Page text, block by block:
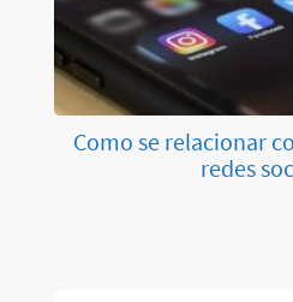
Como se relacionar
redes